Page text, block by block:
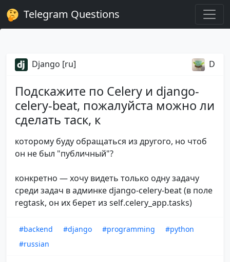
Telegram Questions
Django [ru] D
Подскажите по Celery и django-
celery-beat, пожалуйста можно ли
сделать таск, к
которому буду обращаться из другого, но чтоб
он не был "публичный"?
конкретно — хочу видеть только одну задачу
среди задач в админке django-celery-beat (в поле
regtask, он их берет из self.celery_app.tasks)
#backend #django #programming
#python
#russian